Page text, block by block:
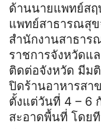
ด้านนายแพทย์สฤ
แพทย์สาธารณสุ
สำนักงานสาธาร
ราชการจังหวัดแ
ติดต่อจังหวัด มีม
ปิดร้านอาหารสา
ตั้งแต่วันที่ 4 – 6
สะอาดพื้นที่ โดย